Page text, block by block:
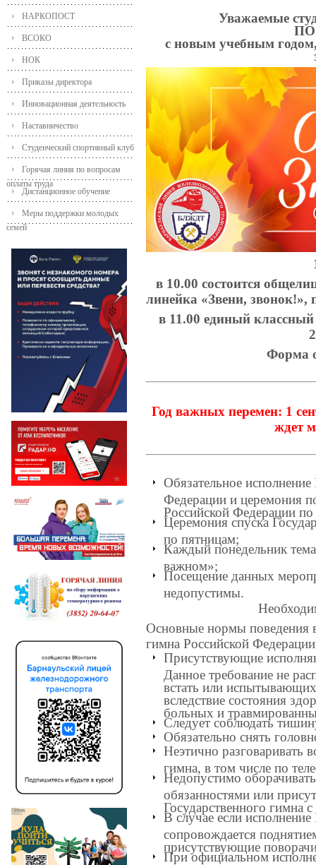
НАРКОПОСТ
ВСОКО
НОК
Приказы директора
Инновационная деятельность
Наставничество
Студенческий спортивный клуб
Горячая линия по вопросам
оплаты труда
Дистанционное обучение
Меры поддержки молодых
семей
Уважаемые
с новым учебным
в 10.00 состоится
линейка «Звени,
в 11.00 единый
Форма
Год важных перемен: 1
ждет
Обязательное
Федерации и церемония
Российской Федерации по
Церемония спуска
по пятницам;
Каждый понедельник
важном»;
Посещение данных
недопустимы.
Основные нормы поведения
гимна Российской
Присутствующие
Данное требование не
встать или испытывающих
вследствие состояния
больных и
Следует соблюдать
Обязательно снять
Неэтично разговаривать
гимна, в том числе по
Недопустимо
обязанностями или
Государственного гимна
В случае если
сопровождается
присутствующие
При официальном